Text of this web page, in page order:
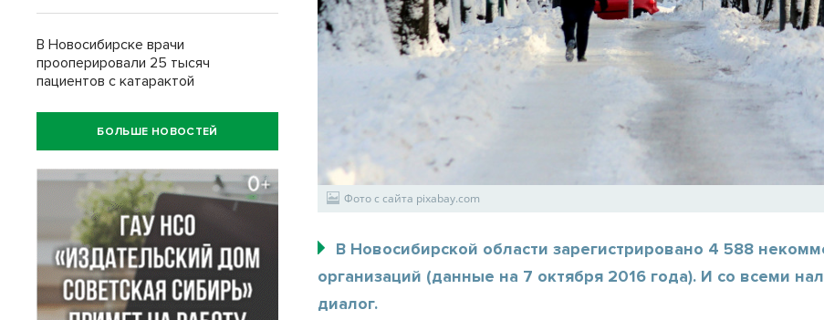
Фото с сайта pixabay.com
В Новосибирской области зарегистрировано 4 588
организаций (данные на 7 октября 2016 года). И со всеми
диалог.
В Новосибирске врачи
прооперировали 25 тысяч
пациентов с катарактой
БОЛЬШЕ НОВОСТЕЙ